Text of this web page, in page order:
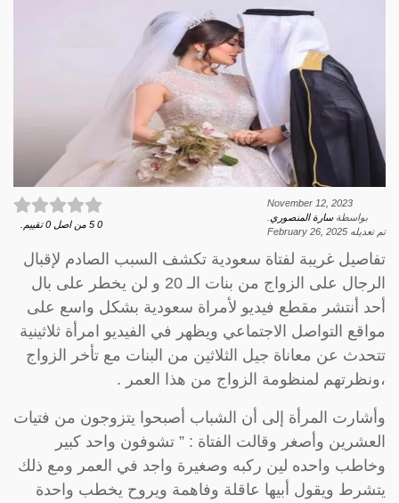
November 12, 2023
بواسطةسارة المنصوري
تم تعديله February 26, 2025
0
5 من اصل 0 تقييم.
تفاصيل غريبة لفتاة سعودية تكشف السبب الصادم لإقبال
الرجال على الزواج من بنات الـ 20 و لن يخطر على بال
أحد أنتشر مقطع فيديو لأمراة سعودية بشكل واسع على
مواقع التواصل الاجتماعي ويظهر في الفيديو امرأة ثلاثينية
تتحدث عن معاناة جيل الثلاثين من البنات مع تأخر الزواج
،ونظرتهم لمنظومة الزواج من هذا العمر .
وأشارت المرأة إلى أن الشباب أصبحوا يتزوجون من فتيات
العشرين وأصغر وقالت الفتاة : ” تشوفون واحد كبير
وخاطب واحده لين ركبه وصغيرة واجد في العمر ومع ذلك
يتشرط ويقول أبيها عاقلة وفاهمة ويروح يخطب واحدة